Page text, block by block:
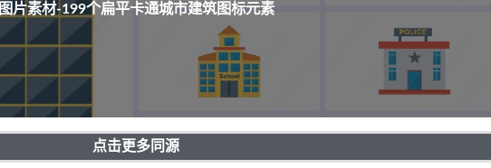
图片素材-199个扁平卡通城市建筑图标元素
点击更多同源